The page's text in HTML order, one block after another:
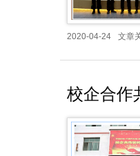
2020-04-24 文章
校企合作